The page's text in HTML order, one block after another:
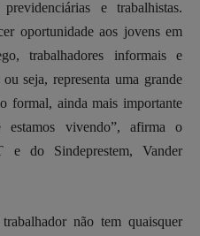
e trabalhistas.
oportunidade aos jovens em
trabalhadores informais e
seja, representa uma grande
formal, ainda mais importante
estamos vivendo”, afirma o
e do Sindeprestem, Vander
não tem quaisquer